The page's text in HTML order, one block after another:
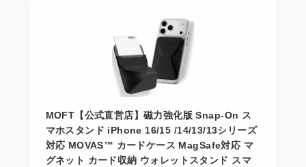
MOFT【公式直営店】磁力強化版 Snap-On ス
マホスタンド iPhone 16/15 /14/13/13シリーズ
対応 MOVAS™ カードケース MagSafe対応 マ
グネット カード収納 ウォレットスタンド スマ